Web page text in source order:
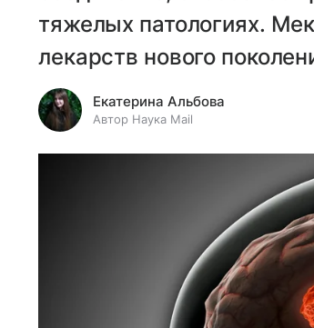
тяжелых патологиях.
лекарств нового
Екатерина Альбова
Автор Наука Mail